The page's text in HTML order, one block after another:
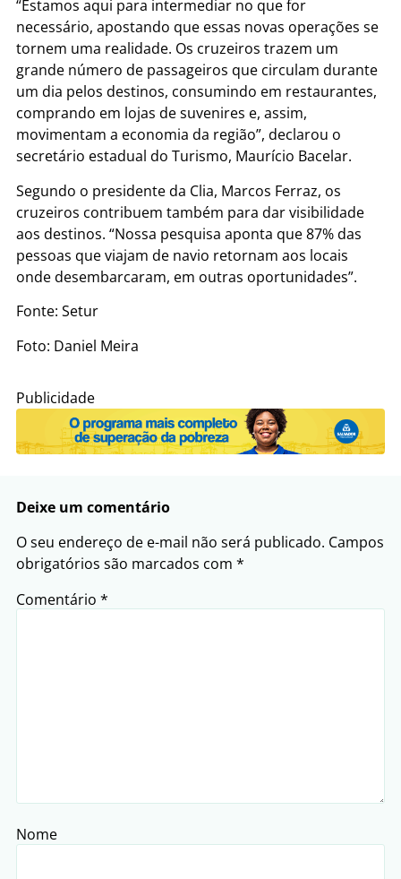
“Estamos aqui para intermediar no que for
necessário, apostando que essas novas operações se
tornem uma realidade. Os cruzeiros trazem um
grande número de passageiros que circulam durante
um dia pelos destinos, consumindo em restaurantes,
comprando em lojas de suvenires e, assim,
movimentam a economia da região”, declarou o
secretário estadual do Turismo, Maurício Bacelar.
Segundo o presidente da Clia, Marcos Ferraz, os
cruzeiros contribuem também para dar visibilidade
aos destinos. “Nossa pesquisa aponta que 87% das
pessoas que viajam de navio retornam aos locais
onde desembarcaram, em outras oportunidades”.
Fonte: Setur
Foto: Daniel Meira
Publicidade
Deixe um comentário
O seu endereço de e-mail não será publicado. Campos
obrigatórios são marcados com *
Comentário *
Nome